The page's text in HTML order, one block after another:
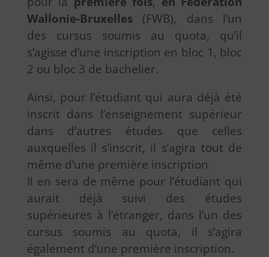
Wallonie-Bruxelles(FWB), dans l’un
des cursus soumis au quota, qu’il
s’agisse d’une inscription en bloc 1, bloc
2 ou bloc 3 de bachelier.
Ainsi, pour l’étudiant qui aura déjà été
inscrit dans l’enseignement supérieur
dans d’autres études que celles
auxquelles il s’inscrit, il s’agira tout de
même d’une première inscription.
Il en sera de même pour l’étudiant qui
aurait déjà suivi des études
supérieures à l’étranger, dans l’un des
cursus soumis au quota, il s’agira
également d’une première inscription.